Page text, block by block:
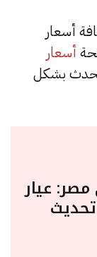
لكافة أسعار
أسعار
بشكل
عيار
في تحديث